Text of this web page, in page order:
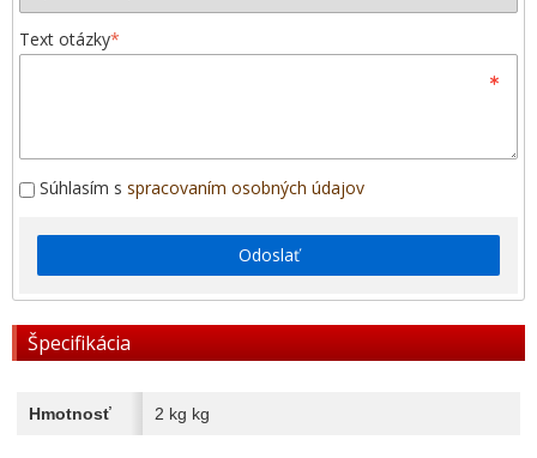
Text otázky*
Súhlasím s spracovaním osobných údajov
Odoslať
Špecifikácia
Hmotnosť 2 kg kg